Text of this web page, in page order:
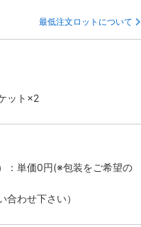
最低注文ロットについて
ット×2
：単価0円(※包装をご希望の
わせ下さい）